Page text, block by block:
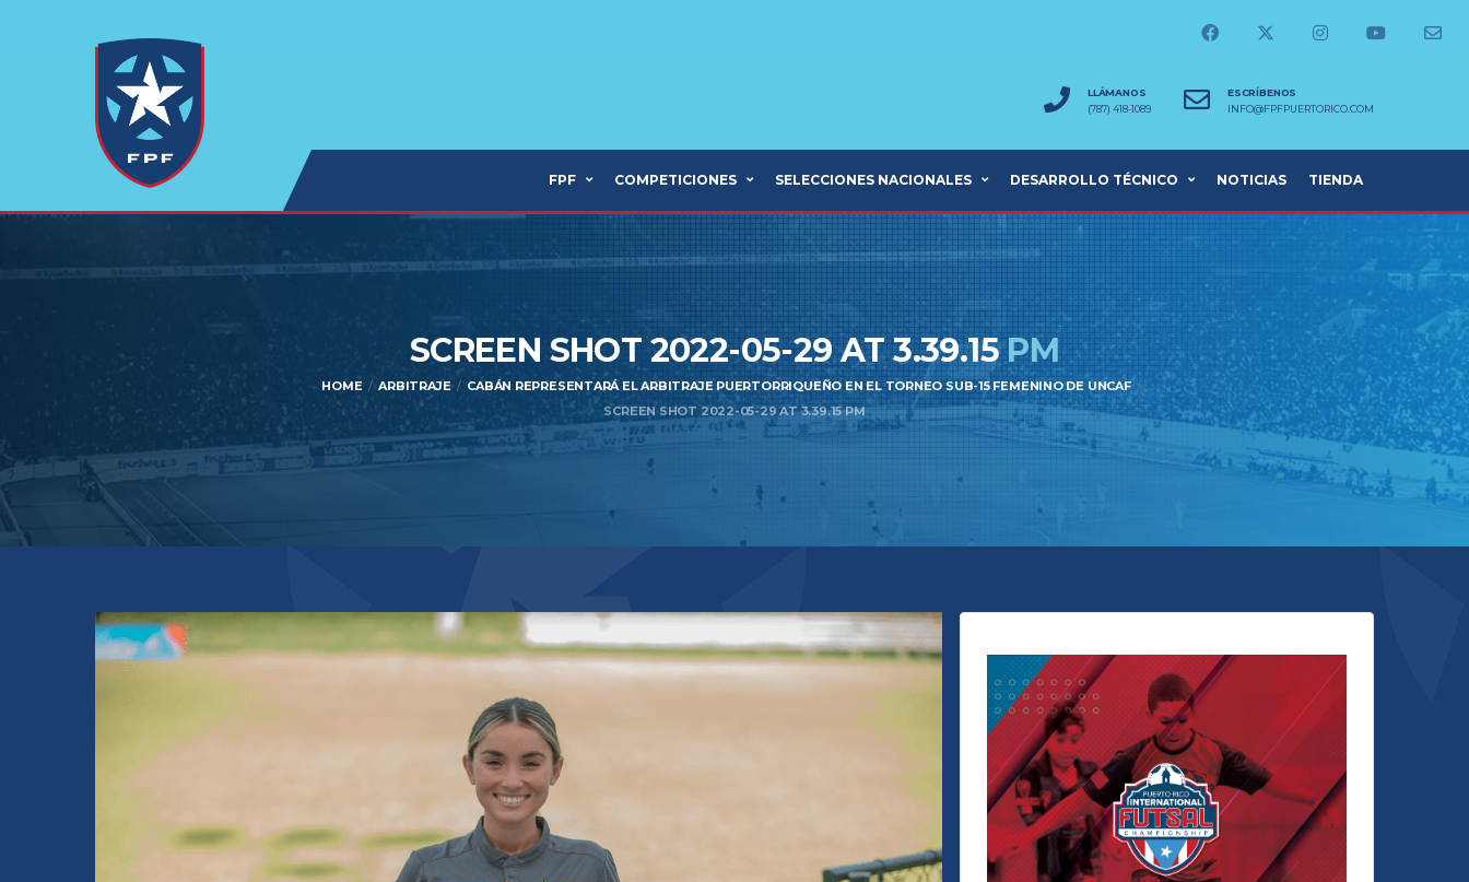
LLÁMANOS
(787) 418-1089
ESCRÍBENOS
INFO@FPFPUERTORICO.COM
FPF COMPETICIONES SELECCIONES NACIONALES DESARROLLO TÉCNICO NOTICIAS TIENDA
SCREEN SHOT 2022-05-29 AT 3.39.15PM
HOME ARBITRAJE
CABÁN REPRESENTARÁ EL ARBITRAJE PUERTORRIQUEÑO EN EL TORNEO SUB-15 FEMENINO DE UNCAF
SCREEN SHOT 2022-05-29 AT 3.39.15 PM